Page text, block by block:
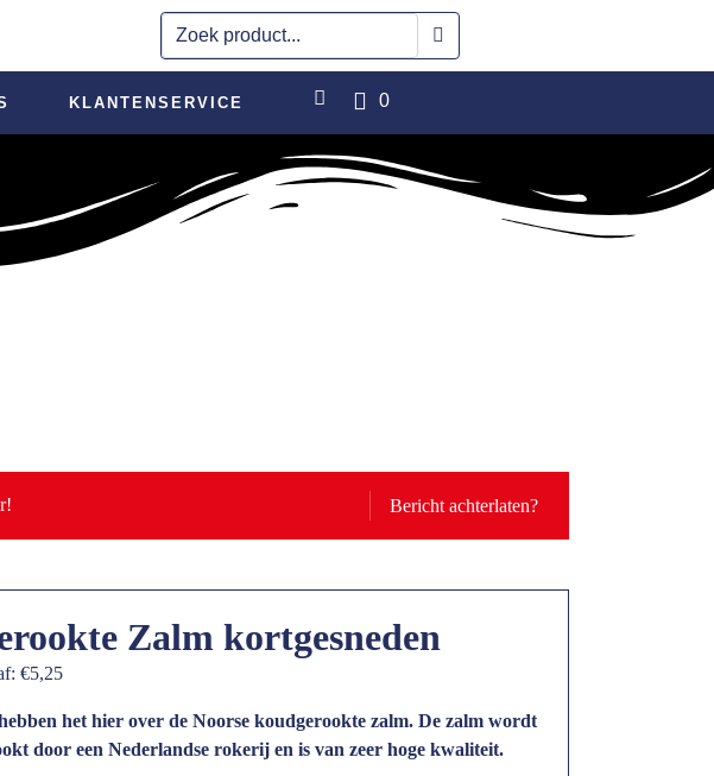
KLANTENSERVICE 0
Bericht achterlaten?
Zalm kortgesneden
€5,25
het hier over de Noorse koudgerookte zalm. De zalm wordt
door een Nederlandse rokerij en is van zeer hoge kwaliteit.